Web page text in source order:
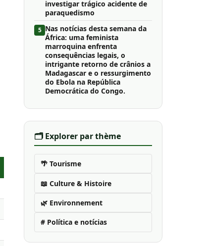
investigar trágico acidente de
paraquedismo
5 Nas notícias desta semana da
África: uma feminista
marroquina enfrenta
consequências legais, o
intrigante retorno de crânios a
Madagascar e o ressurgimento
do Ebola na República
Democrática do Congo.
🗂️ Explorer par thème
🌴 Tourisme
📖 Culture & Histoire
🌿 Environnement
# Política e notícias